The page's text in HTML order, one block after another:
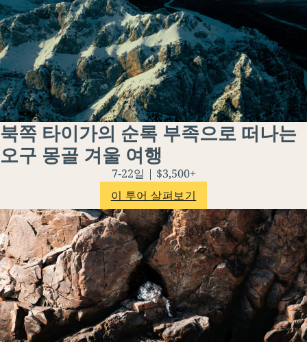
북쪽 타이가의 순록 부족으로 떠나는
오구 몽골 겨울 여행
7-22일 | $3,500+
이 투어 살펴보기